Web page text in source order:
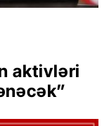
aktivləri